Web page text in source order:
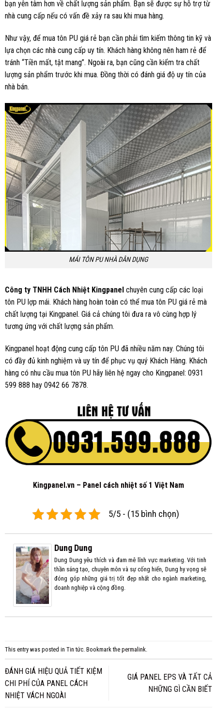
bạn yên tâm hơn về chất lượng sản phẩm. Bạn sẽ được sự hỗ trợ từ
nhà cung cấp nếu có vấn đề xảy ra sau khi mua hàng.
Như vậy, để mua tôn PU giá rẻ bạn cần phải tìm kiếm thông tin kỹ và
lựa chọn các nhà cung cấp uy tín. Khách hàng không nên ham rẻ để
tránh “Tiền mất, tật mang”. Ngoài ra, bạn cũng cần kiểm tra chất
lượng sản phẩm trước khi mua. Đồng thời có đánh giá độ uy tín của
nhà bán.
MÁI TÔN PU NHÀ DÂN DỤNG
Công ty TNHH Cách Nhiệt Kingpanel chuyên cung cấp các loại
tôn PU lợp mái. Khách hàng hoàn toàn có thể mua tôn PU giá rẻ mà
chất lượng tại Kingpanel. Giá cả chúng tôi đưa ra vô cùng hợp lý
tương ứng với chất lượng sản phẩm.
Kingpanel hoạt động cung cấp tôn PU đã nhiều năm nay. Chúng tôi
có đầy đủ kinh nghiệm và uy tín để phục vụ quý Khách Hàng. Khách
hàng có nhu cầu mua tôn PU hãy liên hệ ngay cho Kingpanel: 0931
599 888 hay 0942 66 7878.
Kingpanel.vn – Panel cách nhiệt số 1 Việt Nam
5/5 - (15 bình chọn)
Dung Dung
Dung Dung yêu thích và đam mê lĩnh vực marketing. Với tinh
thần sáng tạo, chuyên môn và sự cống hiến, Dung hy vọng sẽ
đóng góp những giá trị tốt đẹp nhất cho ngành marketing,
doanh nghiệp và cộng đồng.
This entry was posted in Tin tức . Bookmark the permalink
ĐÁNH GIÁ HIỆU QUẢ TIẾT KIỆM
CHI PHÍ CỦA PANEL CÁCH
NHIỆT VÁCH NGOÀI
GIÁ PANEL EPS VÀ TẤT CẢ
NHỮNG GÌ CẦN BIẾT